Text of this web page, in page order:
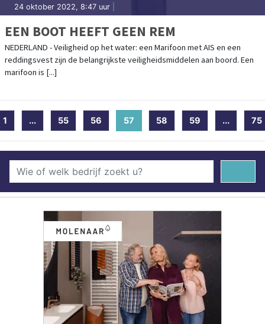
24 oktober 2022, 8:47 uur
EEN BOOT HEEFT GEEN REM
NEDERLAND - Veiligheid op het water: een Marifoon met AIS en een
reddingsvest zijn de belangrijkste veiligheidsmiddelen aan boord. Een
marifoon is [...]
1 ... 55 56 57 (current)
58 59 ... 75